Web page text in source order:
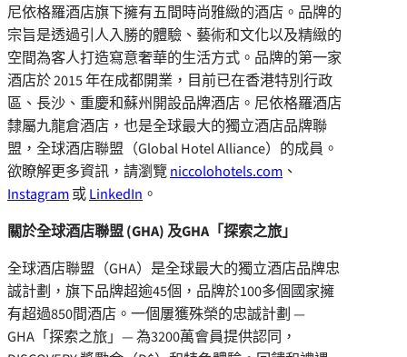
尼依格羅酒店旗下擁有五間時尚雅緻的酒店。品牌的
宗旨是透過引人入勝的體驗、藝術和文化以及精緻的
空間為客人打造寫意奢華的生活方式。品牌的第一家
酒店於 2015 年在成都開業，目前已在香港特別行政
區、長沙、重慶和蘇州開設品牌酒店。尼依格羅酒店
隸屬九龍倉酒店，也是全球最大的獨立酒店品牌聯
盟，全球酒店聯盟（Global Hotel Alliance）的成員。
欲瞭解更多資訊，請瀏覽niccolohotels.com 、
Instagram或LinkedIn 。
關於全球酒店聯盟(GHA)及GHA「探索之旅」
全球酒店聯盟（GHA）是全球最大的獨立酒店品牌忠
誠計劃，旗下品牌超逾45個，品牌於100多個國家擁
有超過850間酒店。一個屢獲殊榮的忠誠計劃 —
GHA「探索之旅」— 為3200萬會員提供認同，